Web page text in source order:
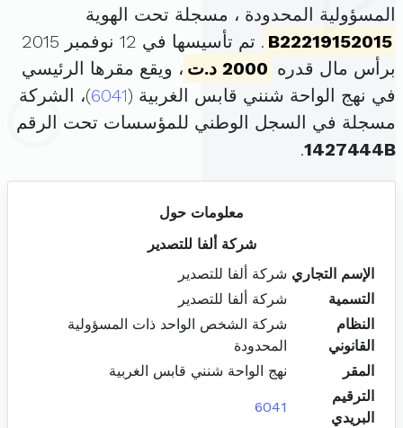
المسؤولية المحدودة ، مسجلة تحت الهوية
B22219152015
. تم تأسيسها في 12 نوفمبر 2015
برأس مال قدره 2000 د.ت
، ويقع مقرها الرئيسي
في نهج الواحة شنني قابس الغربية (6041)، الشركة
مسجلة في السجل الوطني للمؤسسات تحت الرقم
1427444B
.
معلومات حول
شركة ألفا للتصدير
الإسم التجاري شركة ألفا للتصدير
التسمية
شركة ألفا للتصدير
النظام
القانوني
شركة الشخص الواحد ذات المسؤولية
المحدودة
المقر
نهج الواحة شنني قابس الغربية
الترقيم
البريدي
6041